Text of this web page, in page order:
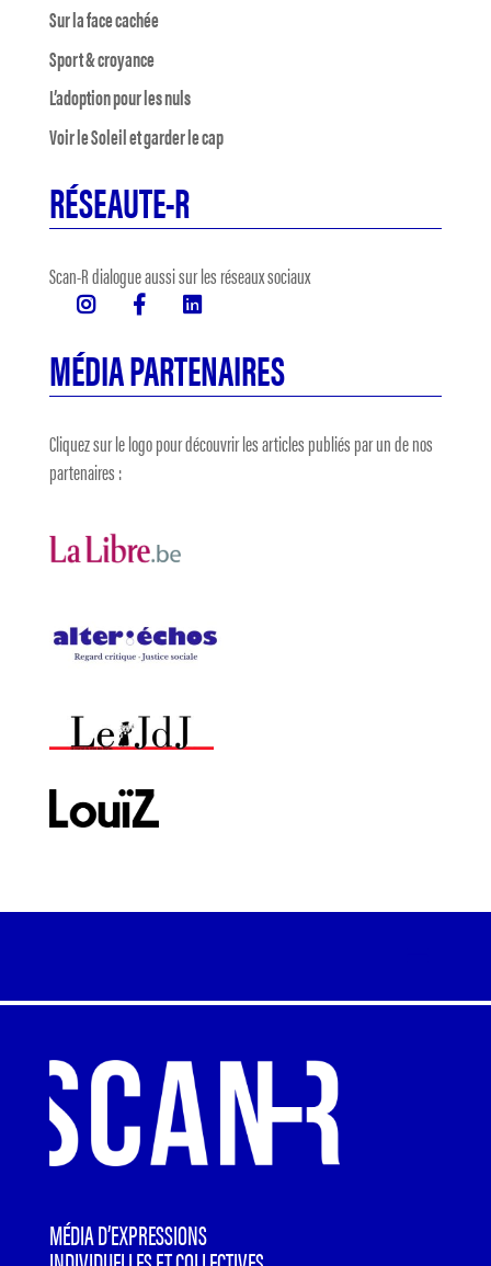
Sur la face cachée
Sport & croyance
L’adoption pour les nuls
Voir le Soleil et garder le cap
RÉSEAUTE-R
Scan-R dialogue aussi sur les réseaux sociaux
MÉDIA PARTENAIRES
Cliquez sur le logo pour découvrir les articles publiés par un de nos
partenaires :
MÉDIA D’EXPRESSIONS